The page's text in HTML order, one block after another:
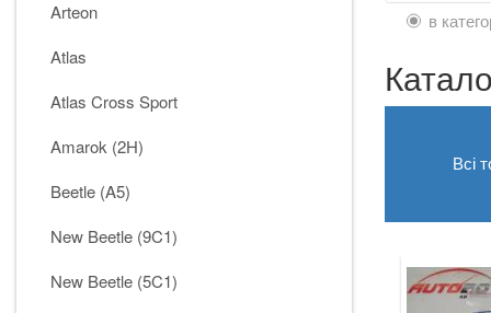
Arteon
Atlas
Atlas Cross Sport
Amarok (2H)
Beetle (A5)
New Beetle (9C1)
New Beetle (5C1)
в
Всі